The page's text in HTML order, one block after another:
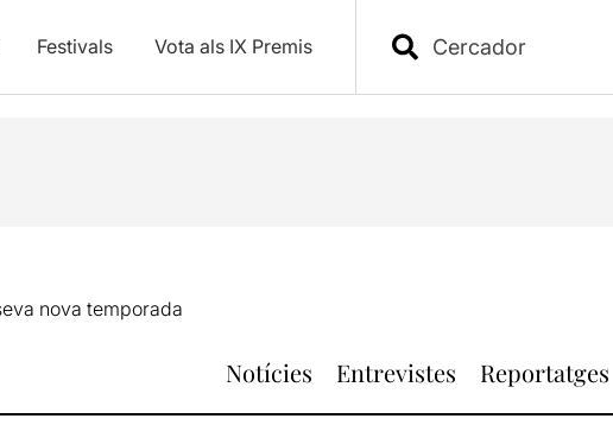
Festivals Vota als IX Premis
nova temporada
Notícies Entrevistes Reportatges